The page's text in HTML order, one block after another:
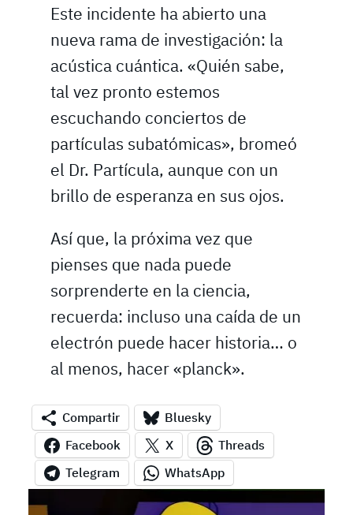
Este incidente ha abierto una
nueva rama de investigación: la
acústica cuántica. «Quién sabe,
tal vez pronto estemos
escuchando conciertos de
partículas subatómicas», bromeó
el Dr. Partícula, aunque con un
brillo de esperanza en sus ojos.
Así que, la próxima vez que
pienses que nada puede
sorprenderte en la ciencia,
recuerda: incluso una caída de un
electrón puede hacer historia… o
al menos, hacer «planck».
Compartir
Bluesky
Facebook
X
Threads
Telegram
WhatsApp